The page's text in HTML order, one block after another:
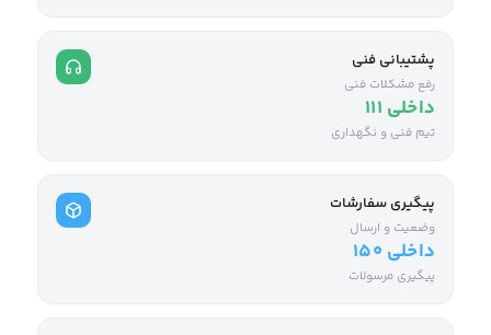
پشتیبانی فنی
رفع مشکلات فنی
داخلی ۱۱۱
تیم فنی و نگهداری
پیگیری سفارشات
وضعیت و ارسال
داخلی ۱۵۰
پیگیری مرسولات